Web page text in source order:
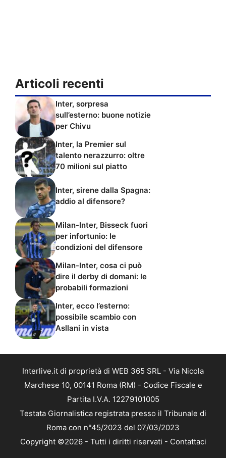
Articoli recenti
Inter, sorpresa
sull’esterno: buone notizie
per Chivu
Inter, la Premier sul
talento nerazzurro: oltre
70 milioni sul piatto
Inter, sirene dalla Spagna:
addio al difensore?
Milan-Inter, Bisseck fuori
per infortunio: le
condizioni del difensore
Milan-Inter, cosa ci può
dire il derby di domani: le
probabili formazioni
Inter, ecco l’esterno:
possibile scambio con
Asllani in vista
Interlive.it di proprietà di WEB 365 SRL - Via Nicola
Marchese 10, 00141 Roma (RM) - Codice Fiscale e
Partita I.V.A. 12279101005
Testata Giornalistica registrata presso il Tribunale di
Roma con n°45/2023 del 07/03/2023
Copyright ©2026 - Tutti i diritti riservati - Contattaci